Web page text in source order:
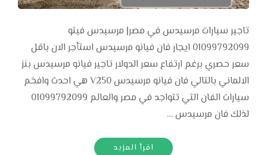
تاجير سيارات مرسيدس في مصر| مرسيدس فيتو
01099792099 ايجار فان فيانو مرسيدس استأجر الان باقل
سعر حصري برغم ارتفاع سعر الدولار تاجير فيانو مرسيدس بنز
الالماني بالتالي فان فيانو مرسيدس V250 هي احدث وافخم
سيارات الفان التي تتواجد في مصر والعالم 01099792099
لذلك فان مرسيدس …
اقرأ المزيد